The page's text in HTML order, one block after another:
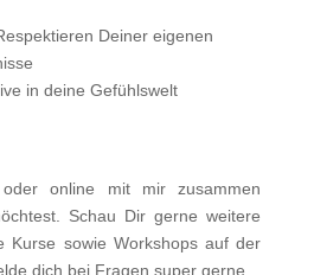
Deiner eigenen
in deine Gefühlswelt
online mit mir zusammen
Schau Dir gerne weitere
Kurse sowie Workshops auf der
dich bei Fragen super gerne.